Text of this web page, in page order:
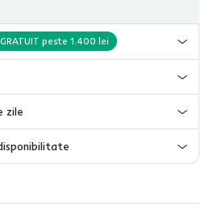
GRATUIT peste 1.400 lei
zile